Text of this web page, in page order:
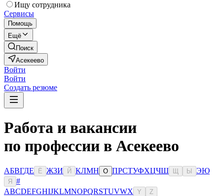
Ищу сотрудника
Сервисы
Помощь
Ещё
Поиск
Асекеево
Войти
Войти
Создать резюме
Работа и вакансии
по профессии в Асекеево
АБВГДЕ Ё ЖЗИ Й КЛМН О ПРСТУФХЦЧШ Ы ЭЮ
Я
#
ABCDEFGHIJKLMNOPQRSTUVWX Y Z